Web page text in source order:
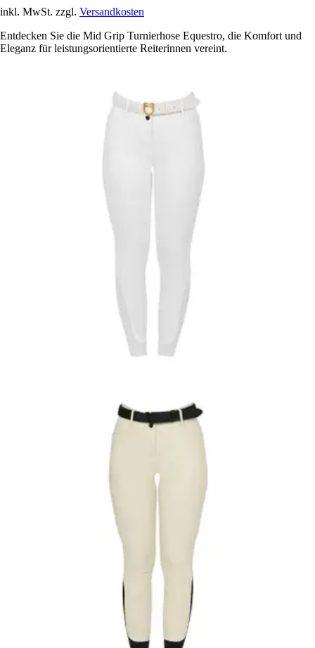
inkl. MwSt. zzgl. Versandkosten
Entdecken Sie die Mid Grip Turnierhose Equestro, die Komfort und
Eleganz für leistungsorientierte Reiterinnen vereint.